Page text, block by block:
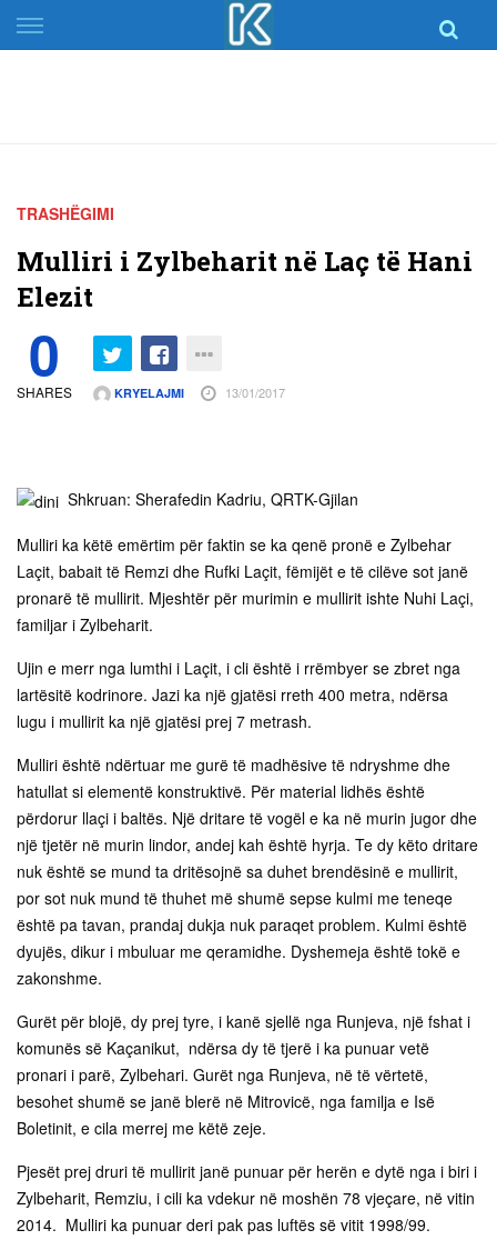
Skip
to
TRASHËGIMI
Mulliri i Zylbeharit në Laç të Hani
Elezit
0
SHARES KRYELAJMI 13/01/2017
Shkruan: Sherafedin Kadriu, QRTK-Gjilan
Mulliri ka këtë emërtim për faktin se ka qenë pronë e Zylbehar
Laçit, babait të Remzi dhe Rufki Laçit, fëmijët e të cilëve sot janë
pronarë të mullirit. Mjeshtër për murimin e mullirit ishte Nuhi Laçi,
familjar i Zylbeharit.
Ujin e merr nga lumthi i Laçit, i cli është i rrëmbyer se zbret nga
lartësitë kodrinore. Jazi ka një gjatësi rreth 400 metra, ndërsa
lugu i mullirit ka një gjatësi prej 7 metrash.
Mulliri është ndërtuar me gurë të madhësive të ndryshme dhe
hatullat si elementë konstruktivë. Për material lidhës është
përdorur llaçi i baltës. Një dritare të vogël e ka në murin jugor dhe
një tjetër në murin lindor, andej kah është hyrja. Te dy këto dritare
nuk është se mund ta dritësojnë sa duhet brendësinë e mullirit,
por sot nuk mund të thuhet më shumë sepse kulmi me teneqe
është pa tavan, prandaj dukja nuk paraqet problem. Kulmi është
dyujës, dikur i mbuluar me qeramidhe. Dyshemeja është tokë e
zakonshme.
Gurët për blojë, dy prej tyre, i kanë sjellë nga Runjeva, një fshat i
komunës së Kaçanikut, ndërsa dy të tjerë i ka punuar vetë
pronari i parë, Zylbehari. Gurët nga Runjeva, në të vërtetë,
besohet shumë se janë blerë në Mitrovicë, nga familja e Isë
Boletinit, e cila merrej me këtë zeje.
Pjesët prej druri të mullirit janë punuar për herën e dytë nga i biri i
Zylbeharit, Remziu, i cili ka vdekur në moshën 78 vjeçare, në vitin
2014. Mulliri ka punuar deri pak pas luftës së vitit 1998/99.